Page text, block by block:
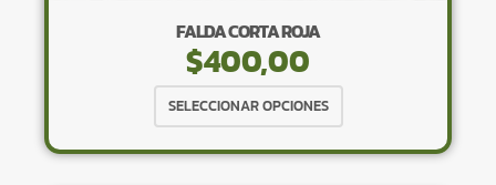
FALDA CORTA ROJA
$400,00
SELECCIONAR OPCIONES
producto
tiene